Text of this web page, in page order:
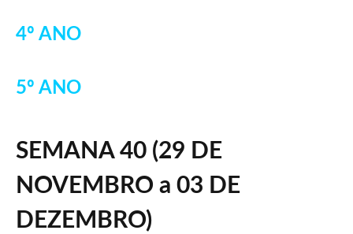
4º ANO
5º ANO
SEMANA 40 (29 DE
NOVEMBRO a 03 DE
DEZEMBRO)